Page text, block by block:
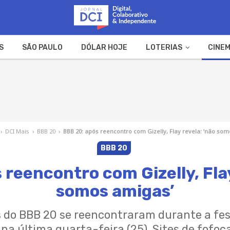
SÃO PAULO DÓLAR HOJE LOTERIAS
› DCI Mais › BBB 20 › BBB 20: após reencontro com Gizelly, Flay revela: ‘não
BBB 20
reencontro com Gizelly,
somos amigas’
BBB 20 se reencontraram durante a